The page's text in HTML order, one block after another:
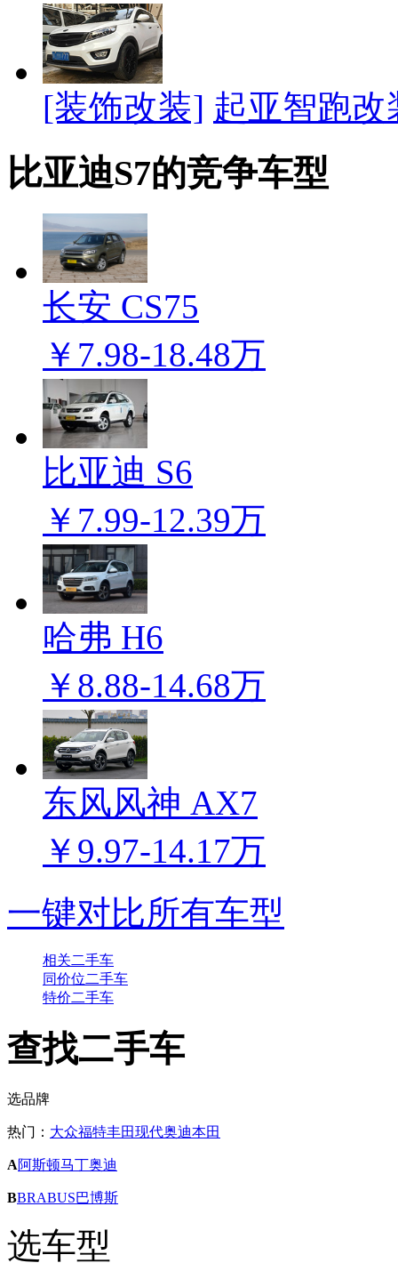
[装饰改装] 起亚智跑
比亚迪S7的竞争车型
长安 CS75
￥7.98-18.48万
比亚迪 S6
￥7.99-12.39万
哈弗 H6
￥8.88-14.68万
东风风神 AX7
￥9.97-14.17万
一键对比所有车型
相关二手车
同价位二手车
特价二手车
查找二手车
选品牌
热门： 大众福特丰田现代奥迪本田
A阿斯顿马丁奥迪
BBRABUS巴博斯
选车型